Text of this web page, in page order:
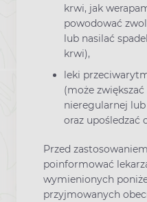
krwi, jak
powodować
lub nasilać
krwi),
leki
(może
nieregularnej
oraz upośledzać
Przed
poinformować
wymienionych
przyjmowanych